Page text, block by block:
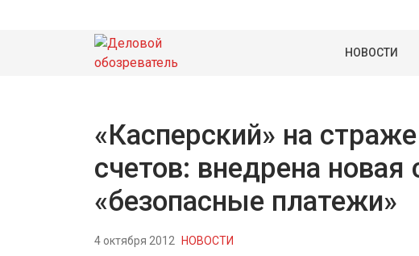
НОВОСТИ
«Касперский» на
счетов: внедрена новая
«безопасные платежи»
4 октября 2012 НОВОСТИ